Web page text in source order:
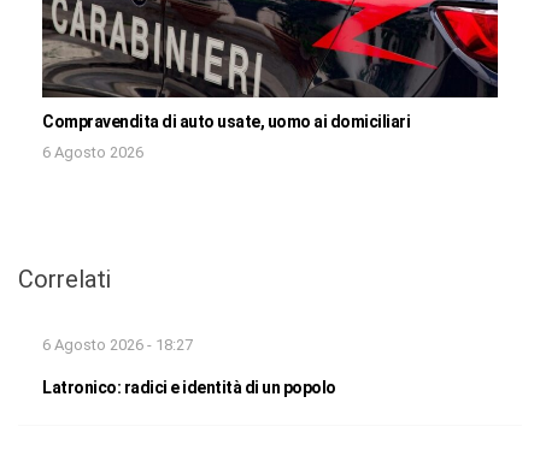
Compravendita di auto usate, uomo ai domiciliari
6 Agosto 2026
Correlati
6 Agosto 2026 - 18:27
Latronico: radici e identità di un popolo